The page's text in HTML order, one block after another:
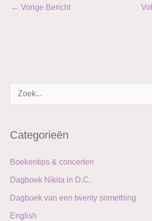
n
a
Categorieën
Boekentips & concerten
Dagboek Nikita in D.C.
Dagboek van een twenty something
English
← Vorige Bericht